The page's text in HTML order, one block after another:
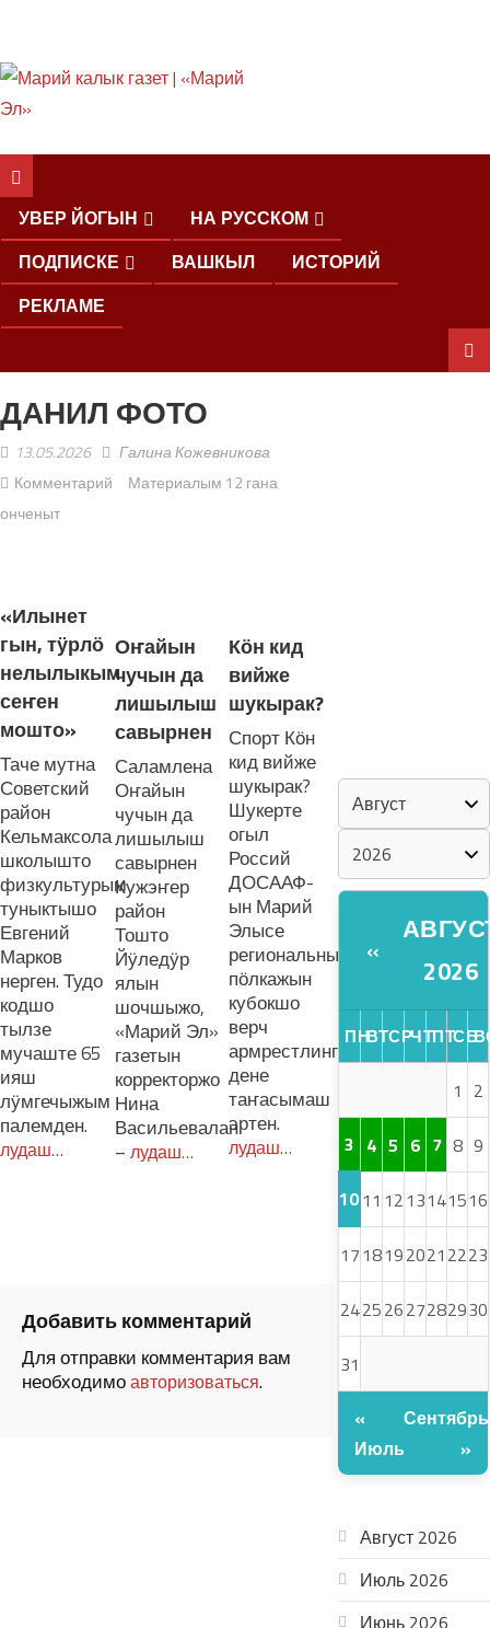
УВЕР ЙОГЫН
НА РУССКОМ
ПОДПИСКЕ
ВАШКЫЛ
ИСТОРИЙ
РЕКЛАМЕ
ДАНИЛ ФОТО
13.05.2026
Галина Кожевникова
Комментарий
Материалым 12 гана
онченыт
«Илынет
гын, тӱрлӧ
нелылыкым
сеҥен
мошто»
Таче мутна
Советский
район
Кельмаксола
школышто
физкультурым
туныктышо
Евгений
Марков
нерген. Тудо
кодшо
тылзе
мучаште 65
ияш
лӱмгечыжым
палемден.
лудаш…
Оҥайын
чучын да
лишылыш
савырнен
Саламлена
Оҥайын
чучын да
лишылыш
савырнен
Кужэҥер
район
Тошто
Йӱледӱр
ялын
шочшыжо,
«Марий Эл»
газетын
корректоржо
Нина
Васильевалан
– лудаш…
Кӧн кид
вийже
шукырак?
Спорт Кӧн
кид вийже
шукырак?
Шукерте
огыл
Россий
ДОСААФ-
ын Марий
Элысе
региональный
пӧлкажын
кубокшо
верч
армрестлинг
дене
таҥасымаш
эртен.
лудаш…
Добавить комментарий
Для отправки комментария вам
необходимоавторизоваться.
«
2026
ПНВТСРЧТПТСБ
1 2
3 4 5 6 7 8 9
1011 1213141516
1718192021 2223
24252627282930
31
«
Июль
Сентябрь
»
Август 2026
Июль 2026
Июнь 2026